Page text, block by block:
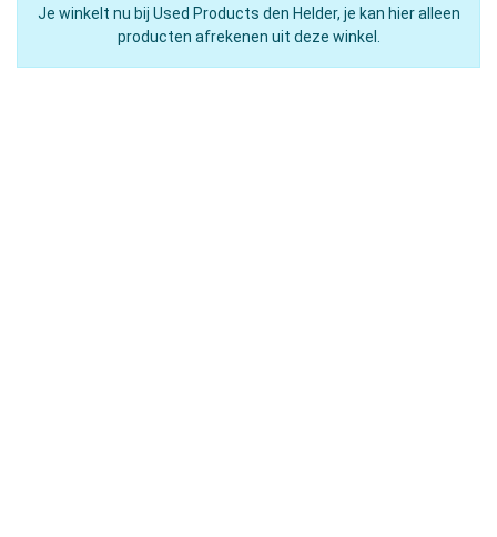
Je winkelt nu bij Used Products den Helder, je kan hier alleen
producten afrekenen uit deze winkel.